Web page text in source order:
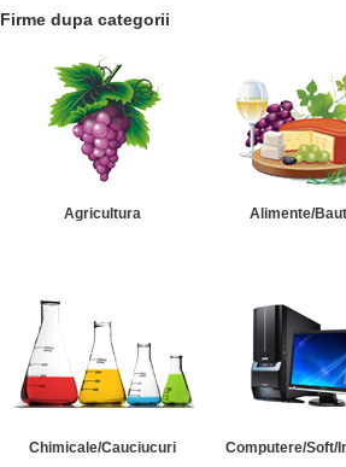
Firme dupa categorii
Agricultura Alimente/
Chimicale/Cauciucuri Computere/Soft/